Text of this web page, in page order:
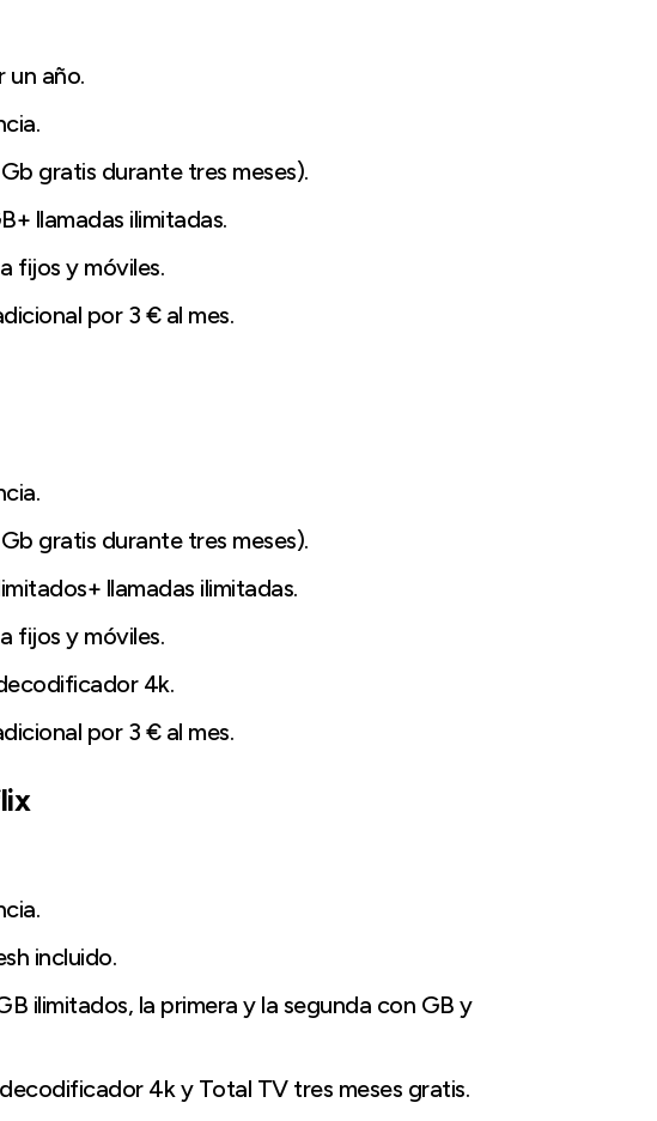
un año.
gratis durante tres meses).
llamadas ilimitadas.
fijos y móviles.
por 3 € al mes.
gratis durante tres meses).
llamadas ilimitadas.
fijos y móviles.
4k.
por 3 € al mes.
incluido.
ilimitados, la primera y la segunda con GB y
4k y Total TV tres meses gratis.